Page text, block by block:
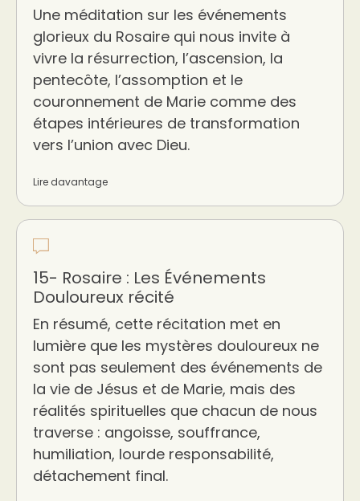
Une méditation sur les événements
glorieux du Rosaire qui nous invite à
vivre la résurrection, l’ascension, la
pentecôte, l’assomption et le
couronnement de Marie comme des
étapes intérieures de transformation
vers l’union avec Dieu.
Lire davantage
15- Rosaire : Les Événements
Douloureux récité
En résumé, cette récitation met en
lumière que les mystères douloureux ne
sont pas seulement des événements de
la vie de Jésus et de Marie, mais des
réalités spirituelles que chacun de nous
traverse : angoisse, souffrance,
humiliation, lourde responsabilité,
détachement final.